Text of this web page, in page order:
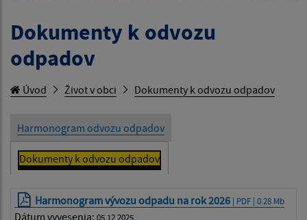
Dokumenty k odvozu
odpadov
Úvod Život v obci Dokumenty k odvozu odpadov
Harmonogram odvozu odpadov
Dokumenty k odvozu odpadov
Harmonogram vývozu odpadu na rok 2026 | PDF | 0.28 Mb
Dátum vyvesenia: 05.12.2025